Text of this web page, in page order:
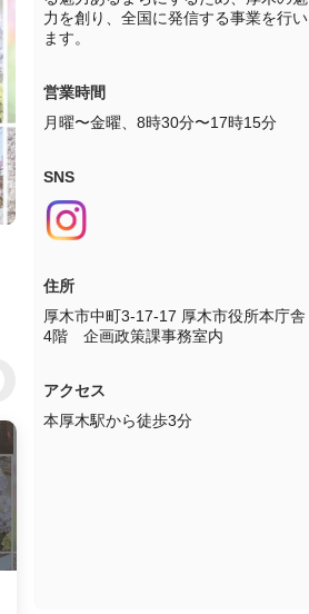
力を創り、全国に発信する事業を行い
ます。
営業時間
月曜〜金曜、8時30分〜17時15分
SNS
住所
厚木市中町3-17-17 厚木市役所本庁舎
4階　企画政策課事務室内
アクセス
本厚木駅から徒歩3分